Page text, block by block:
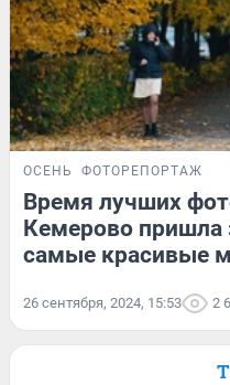
ОСЕНЬ ФОТОРЕПОРТАЖ
Время лучших
Кемерово пришла
самые красивые
26 сентября, 2024, 15:53 2